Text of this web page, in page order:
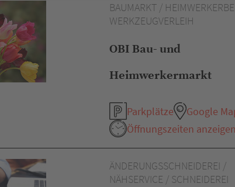
BAUMARKT /
WERKZEUGVERLEIH
OBI Bau- und
Heimwerkermarkt
Parkplätze
Google
Öffnungszeiten anzeigen
ÄNDERUNGSSCHNEIDEREI /
NÄHSERVICE / SCHNEIDEREI